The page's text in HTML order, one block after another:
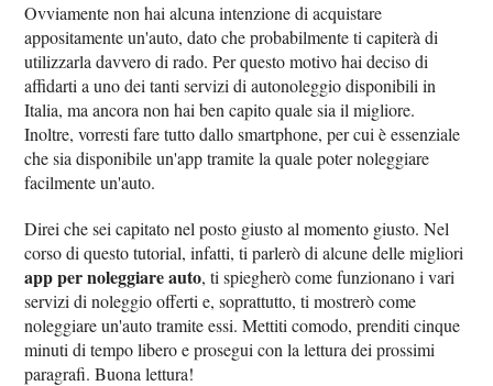
Ovviamente non hai alcuna intenzione di acquistare
appositamente un'auto, dato che probabilmente ti capiterà di
utilizzarla davvero di rado. Per questo motivo hai deciso di
affidarti a uno dei tanti servizi di autonoleggio disponibili in
Italia, ma ancora non hai ben capito quale sia il migliore.
Inoltre, vorresti fare tutto dallo smartphone, per cui è essenziale
che sia disponibile un'app tramite la quale poter noleggiare
facilmente un'auto.
Direi che sei capitato nel posto giusto al momento giusto. Nel
corso di questo tutorial, infatti, ti parlerò di alcune delle migliori
app per noleggiare auto, ti spiegherò come funzionano i vari
servizi di noleggio offerti e, soprattutto, ti mostrerò come
noleggiare un'auto tramite essi. Mettiti comodo, prenditi cinque
minuti di tempo libero e prosegui con la lettura dei prossimi
paragrafi. Buona lettura!